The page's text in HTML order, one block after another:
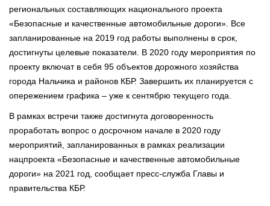
региональных составляющих национального проекта
«Безопасные и качественные автомобильные дороги». Все
запланированные на 2019 год работы выполнены в срок,
достигнуты целевые показатели. В 2020 году мероприятия по
проекту включат в себя 95 объектов дорожного хозяйства
города Нальчика и районов КБР. Завершить их планируется с
опережением графика – уже к сентябрю текущего года.
В рамках встречи также достигнута договоренность
проработать вопрос о досрочном начале в 2020 году
мероприятий, запланированных в рамках реализации
нацпроекта «Безопасные и качественные автомобильные
дороги» на 2021 год, сообщает пресс-служба Главы и
правительства КБР.